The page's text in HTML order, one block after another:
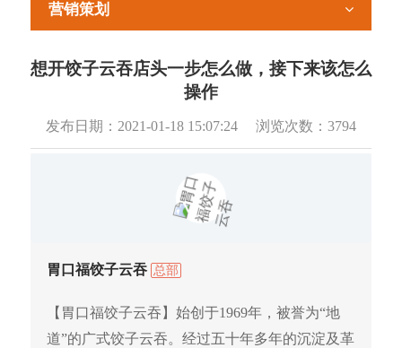
营销策划
想开饺子云吞店头一步怎么做，接下来该怎么
操作
发布日期： 2021-01-18 15:07:24 浏览次数： 3794
胃口福饺子云吞 总部
【胃口福饺子云吞】始创于1969年，被誉为“地
道”的广式饺子云吞。经过五十年多年的沉淀及革